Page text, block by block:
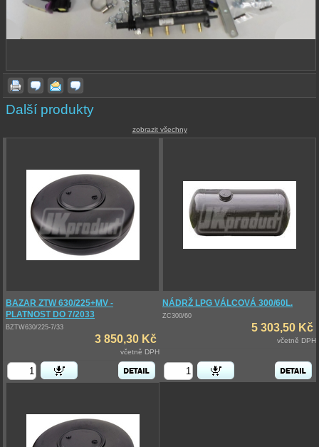
Další produkty
zobrazit všechny
BAZAR ZTW 630/225+MV -
PLATNOST DO 7/2033
BZTW630/225-7/33
3 850,30 Kč
včetně DPH
NÁDRŽ LPG VÁLCOVÁ 300/60L.
ZC300/60
5 303,50 Kč
včetně DPH